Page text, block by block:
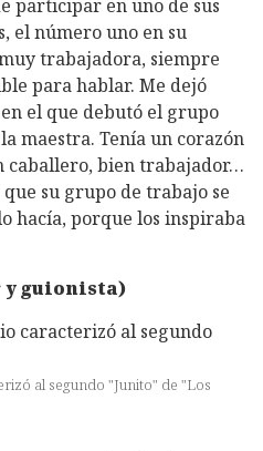
participar en uno de sus
el número uno en su
trabajadora, siempre
para hablar. Me dejó
el que debutó el grupo
maestra. Tenía un corazón
caballero, bien trabajador…
su grupo de trabajo se
hacía, porque los inspiraba
y guionista)
al segundo "Junito" de "Los